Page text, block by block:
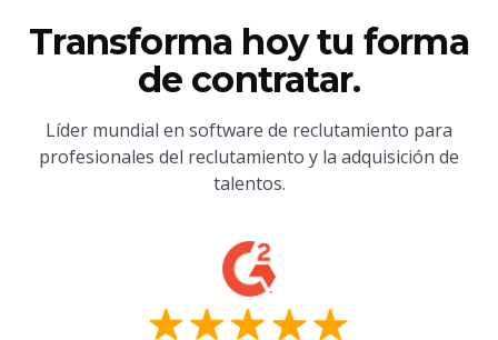
Transforma hoy tu forma
de contratar.
Líder mundial en software de reclutamiento para
profesionales del reclutamiento y la adquisición de
talentos.